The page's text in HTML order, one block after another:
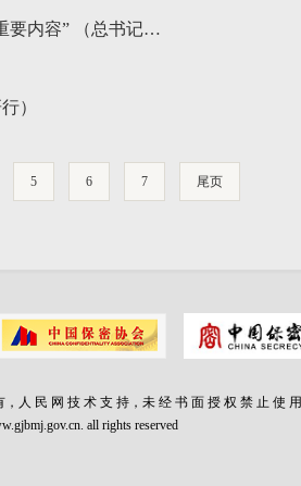
要内容” （总书记…
）
5 6 7 尾页
，人 民 网 技 术 支 持，未 经 书 面 授 权 禁 止 使 用
all rights reserved